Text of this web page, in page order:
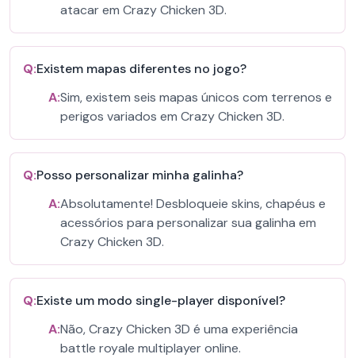
atacar em Crazy Chicken 3D.
Q:Existem mapas diferentes no jogo?
A:Sim, existem seis mapas únicos com terrenos e
perigos variados em Crazy Chicken 3D.
Q:Posso personalizar minha galinha?
A:Absolutamente! Desbloqueie skins, chapéus e
acessórios para personalizar sua galinha em
Crazy Chicken 3D.
Q:Existe um modo single-player disponível?
A:Não, Crazy Chicken 3D é uma experiência
battle royale multiplayer online.